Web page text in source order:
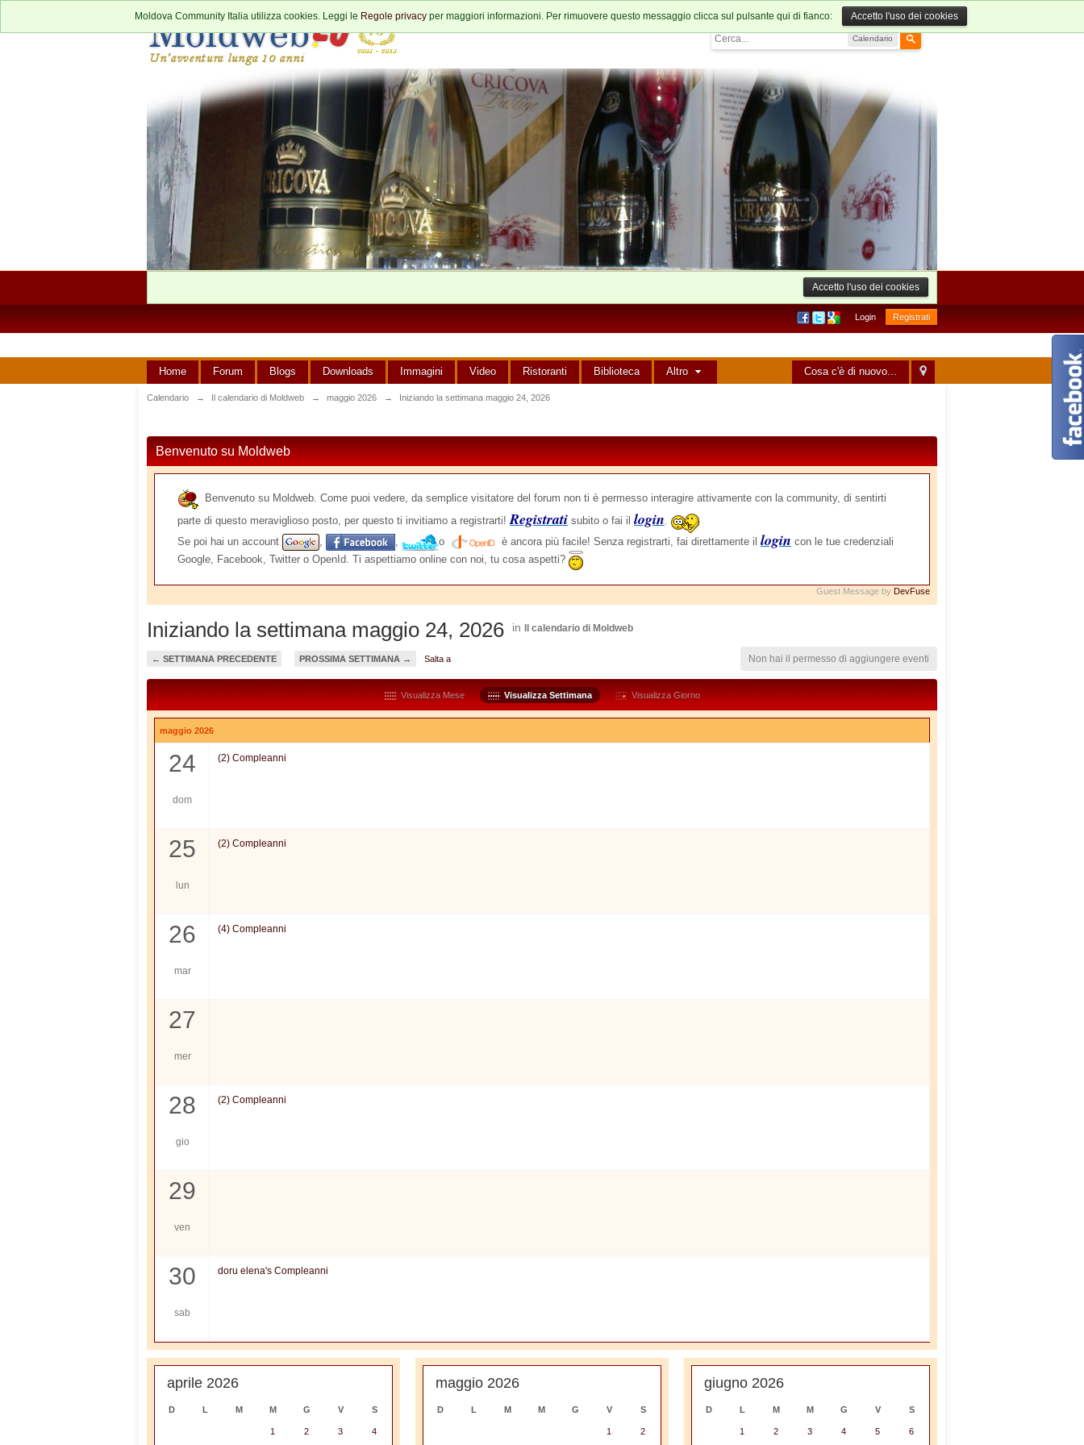
Calendario
Moldova Community Italia utilizza cookies. Leggi le Regole privacy per maggiori informazioni. Per rimuovere questo messaggio clicca sul pulsante qui di fianco: Accetto l'uso dei cookies
Accetto l'uso dei cookies
Login Registrati
Cosa c'è di nuovo...
Home Forum Blogs Downloads Immagini Video Ristoranti Biblioteca Altro
Calendario → Il calendario di Moldweb → maggio 2026 → Iniziando la settimana maggio 24, 2026
Benvenuto su Moldweb
Benvenuto su Moldweb. Come puoi vedere, da semplice visitatore del forum non ti è permesso interagire attivamente con la community, di sentirti
parte di questo meraviglioso posto, per questo ti invitiamo a registrarti!Registrati subito o fai il login.
Se poi hai un account
, , o è ancora più facile! Senza registrarti, fai direttamente il login con le tue credenziali
Google, Facebook, Twitter o OpenId. Ti aspettiamo online con noi, tu cosa aspetti?
Guest Message by DevFuse
Iniziando la settimana maggio 24, 2026 in Il calendario di Moldweb
← SETTIMANA PRECEDENTE PROSSIMA SETTIMANA → Salta a Non hai il permesso di aggiungere eventi
Visualizza Mese Visualizza Settimana Visualizza Giorno
maggio 2026
24
dom
(2) Compleanni
25
lun
(2) Compleanni
26
mar
(4) Compleanni
27
mer
28
gio
(2) Compleanni
29
ven
30
sab
doru elena's Compleanni
aprile 2026
D L M M G V S
1 2 3 4
maggio 2026
D L M M G V S
1 2
giugno 2026
D L M M G V S
1 2 3 4 5 6